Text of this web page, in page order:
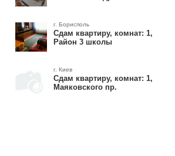
г. Борисполь
Сдам квартиру, комнат: 1,
Район 3 школы
г. Киев
Сдам квартиру, комнат: 1,
Маяковского пр.